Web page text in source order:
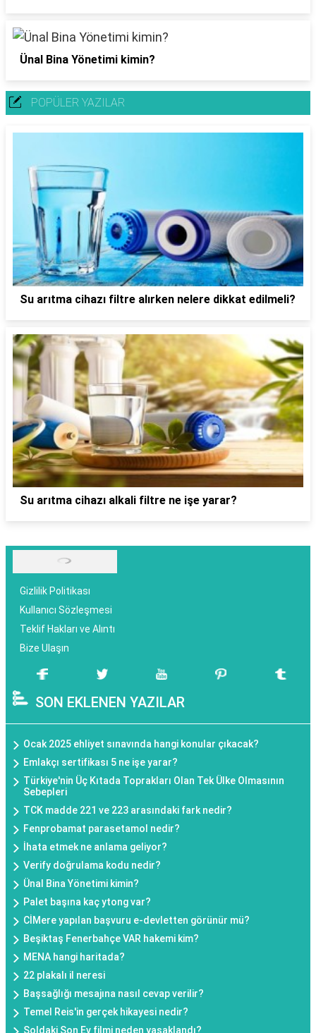
Ünal Bina Yönetimi kimin?
POPÜLER YAZILAR
Su arıtma cihazı filtre alırken nelere dikkat edilmeli?
Su arıtma cihazı alkali filtre ne işe yarar?
Gizlilik Politikası
Kullanıcı Sözleşmesi
Teklif Hakları ve Alıntı
Bize Ulaşın
SON EKLENEN YAZILAR
Ocak 2025 ehliyet sınavında hangi konular çıkacak?
Emlakçı sertifikası 5 ne işe yarar?
Türkiye'nin Üç Kıtada Toprakları Olan Tek Ülke Olmasının
Sebepleri
TCK madde 221 ve 223 arasındaki fark nedir?
Fenprobamat parasetamol nedir?
İhata etmek ne anlama geliyor?
Verify doğrulama kodu nedir?
Ünal Bina Yönetimi kimin?
Palet başına kaç ytong var?
CİMere yapılan başvuru e-devletten görünür mü?
Beşiktaş Fenerbahçe VAR hakemi kim?
MENA hangi haritada?
22 plakalı il neresi
Başsağlığı mesajına nasıl cevap verilir?
Temel Reis'in gerçek hikayesi nedir?
Soldaki Son Ev filmi neden yasaklandı?